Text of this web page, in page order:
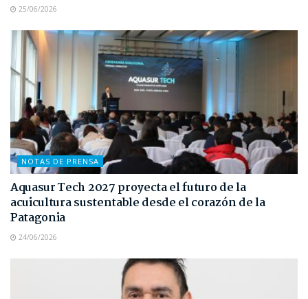
25/06/2026
NOTAS DE PRENSA
Aquasur Tech 2027 proyecta el futuro de la
acuicultura sustentable desde el corazón de la
Patagonia
24/06/2026